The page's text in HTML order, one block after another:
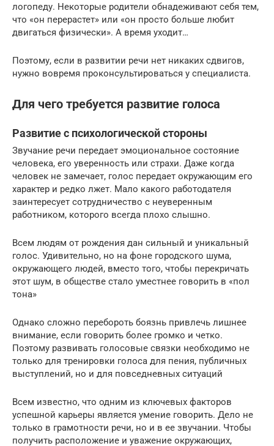
логопеду. Некоторые родители обнадеживают себя тем,
что «он перерастет» или «он просто больше любит
двигаться физически». А время уходит…
Поэтому, если в развитии речи нет никаких сдвигов,
нужно вовремя проконсультироваться у специалиста.
Для чего требуется развитие голоса
Развитие с психологической стороны
Звучание речи передает эмоциональное состояние
человека, его уверенность или страхи. Даже когда
человек не замечает, голос передает окружающим его
характер и редко лжет. Мало какого работодателя
заинтересует сотрудничество с неуверенным
работником, которого всегда плохо слышно.
Всем людям от рождения дан сильный и уникальный
голос. Удивительно, но на фоне городского шума,
окружающего людей, вместо того, чтобы перекричать
этот шум, в обществе стало уместнее говорить в «пол
тона»
Однако сложно перебороть боязнь привлечь лишнее
внимание, если говорить более громко и четко.
Поэтому развивать голосовые связки необходимо не
только для тренировки голоса для пения, публичных
выступлений, но и для повседневных ситуаций
Всем известно, что одним из ключевых факторов
успешной карьеры является умение говорить. Дело не
только в грамотности речи, но и в ее звучании. Чтобы
получить расположение и уважение окружающих,